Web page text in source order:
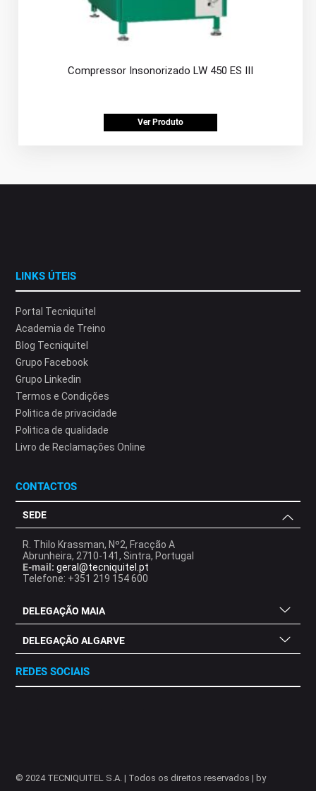
Compressor Insonorizado LW 450 ES III
Ver Produto
LINKS ÚTEIS
Portal Tecniquitel
Academia de Treino
Blog Tecniquitel
Grupo Facebook
Grupo Linkedin
Termos e Condições
Politica de privacidade
Politica de qualidade
Livro de Reclamações Online
CONTACTOS
SEDE
R. Thilo Krassman, Nº2, Fracção A
Abrunheira, 2710-141, Sintra, Portugal
E-mail: geral@tecniquitel.pt
Telefone: +351 219 154 600
DELEGAÇÃO MAIA
DELEGAÇÃO ALGARVE
REDES SOCIAIS
© 2024 TECNIQUITEL S.A. | Todos os direitos reservados | by